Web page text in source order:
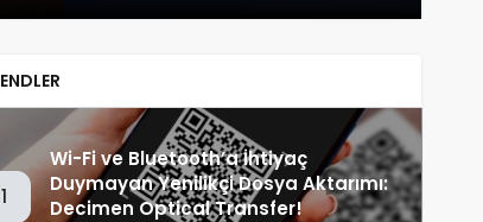
1
Wi-Fi ve Bluetooth’a İhtiyaç
Duymayan Yenilikçi Dosya Aktarımı:
Decimen Optical Transfer!